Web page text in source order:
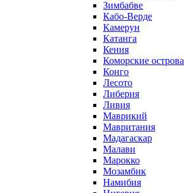
Зимбабве
Кабо-Верде
Камерун
Катанга
Кения
Коморские острова
Конго
Лесото
Либерия
Ливия
Маврикий
Мавритания
Мадагаскар
Малави
Марокко
Мозамбик
Намибия